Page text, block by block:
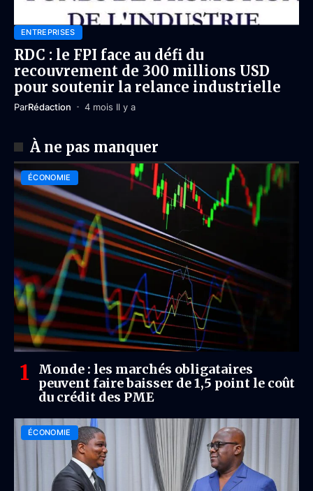
ENTREPRISES
RDC : le FPI face au défi du
recouvrement de 300 millions USD
pour soutenir la relance industrielle
ParRédaction 4 mois Il y a
À ne pas manquer
ÉCONOMIE
Monde : les marchés obligataires
peuvent faire baisser de 1,5 point le coût
du crédit des PME
ÉCONOMIE